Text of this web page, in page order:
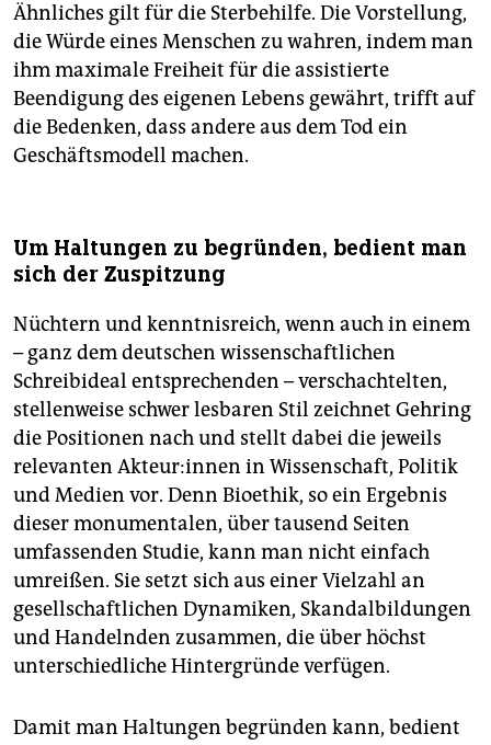
Ähnliches gilt für die Sterbehilfe. Die Vorstellung,
die Würde eines Menschen zu wahren, indem man
ihm maximale Freiheit für die assistierte
Beendigung des eigenen Lebens gewährt, trifft auf
die Bedenken, dass andere aus dem Tod ein
Geschäftsmodell machen.
Um Haltungen zu begründen, bedient man
sich der Zuspitzung
Nüchtern und kenntnisreich, wenn auch in einem
– ganz dem deutschen wissenschaftlichen
Schreibideal entsprechenden – verschachtelten,
stellenweise schwer lesbaren Stil zeichnet Gehring
die Positionen nach und stellt dabei die jeweils
relevanten Ak­teu­r:in­nen in Wissenschaft, Politik
und Medien vor. Denn Bioethik, so ein Ergebnis
dieser monumentalen, über tausend Seiten
umfassenden Studie, kann man nicht einfach
umreißen. Sie setzt sich aus einer Vielzahl an
gesellschaftlichen Dynamiken, Skandalbildungen
und Handelnden zusammen, die über höchst
unterschiedliche Hintergründe verfügen.
Damit man Haltungen begründen kann, bedient